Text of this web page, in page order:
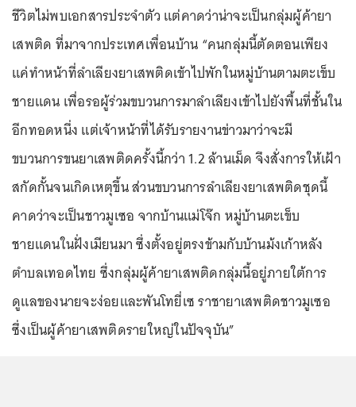
ชีวิตไม่พบเอกสารประจำตัว แต่คาดว่าน่าจะเป็นกลุ่มผู้ค้ายา
เสพติด ที่มาจากประเทศเพื่อนบ้าน “คนกลุ่มนี้ตัดตอนเพียง
แค่ทำหน้าที่ลำเลียงยาเสพติดเข้าไปพักในหมู่บ้านตามตะเข็บ
ชายแดน เพื่อรอผู้ร่วมขบวนการมาลำเลียงเข้าไปยังพื้นที่ชั้นใน
อีกทอดหนึ่ง แต่เจ้าหน้าที่ได้รับรายงานข่าวมาว่าจะมี
ขบวนการขนยาเสพติดครั้งนี้กว่า 1.2 ล้านเม็ด จึงสั่งการให้เฝ้า
สกัดกั้นจนเกิดเหตุขึ้น ส่วนขบวนการลำเลียงยาเสพติดชุดนี้
คาดว่าจะเป็นชาวมูเซอ จากบ้านแม่โจ๊ก หมู่บ้านตะเข็บ
ชายแดนในฝั่งเมียนมา ซึ่งตั้งอยู่ตรงข้ามกับบ้านม้งเก้าหลัง
ตำบลเทอดไทย ซึ่งกลุ่มผู้ค้ายาเสพติดกลุ่มนี้อยู่ภายใต้การ
ดูแลของนายจะง่อยและพันโทยี่เซ ราชายาเสพติดชาวมูเซอ
ซึ่งเป็นผู้ค้ายาเสพติดรายใหญ่ในปัจจุบัน”